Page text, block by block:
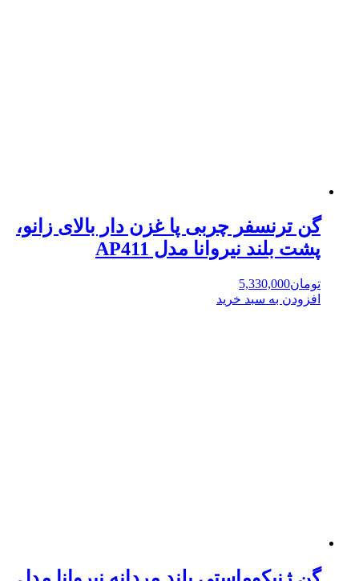
گن ترنسفر چربی پا غزن دار بالای زانو،
پشت بلند نیروانا مدل AP411
تومان5,330,000
افزودن به سبد خرید